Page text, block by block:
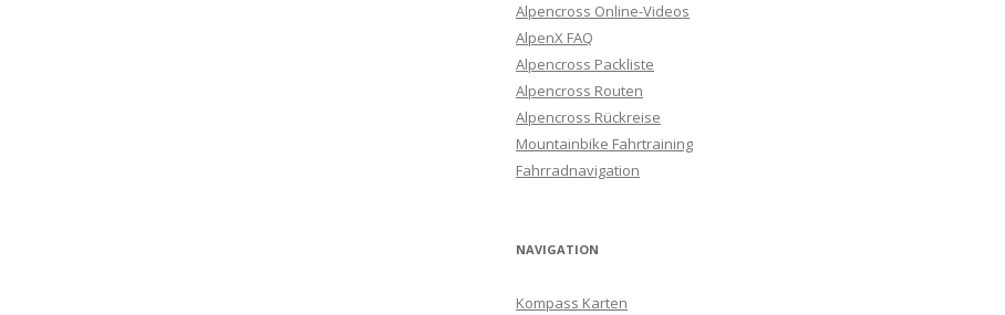
Alpencross Online-Videos
AlpenX FAQ
Alpencross Packliste
Alpencross Routen
Alpencross Rückreise
Mountainbike Fahrtraining
Fahrradnavigation
NAVIGATION
Kompass Karten